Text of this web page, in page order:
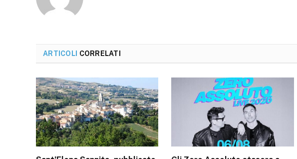
ARTICOLI CORRELATI